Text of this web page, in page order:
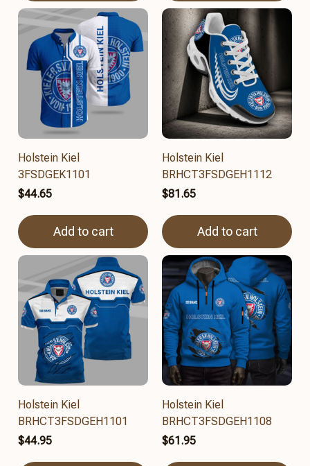
Holstein Kiel
3FSDGEK1101
$44.65
Add to cart
Holstein Kiel
BRHCT3FSDGEH1112
$81.65
Add to cart
Holstein Kiel
BRHCT3FSDGEH1101
$44.95
Holstein Kiel
BRHCT3FSDGEH1108
$61.95